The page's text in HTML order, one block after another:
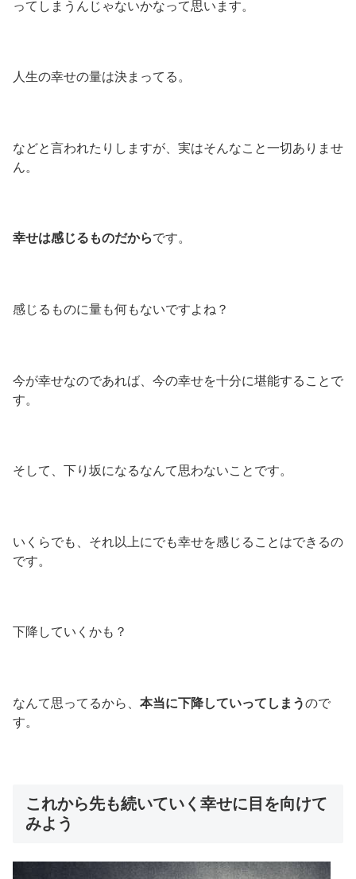
ってしまうんじゃないかなって思います。
人生の幸せの量は決まってる。
などと言われたりしますが、実はそんなこと一切ありませ
ん。
幸せは感じるものだからです。
感じるものに量も何もないですよね？
今が幸せなのであれば、今の幸せを十分に堪能することで
す。
そして、下り坂になるなんて思わないことです。
いくらでも、それ以上にでも幸せを感じることはできるの
です。
下降していくかも？
なんて思ってるから、 本当に下降していってしまうので
す。
これから先も続いていく幸せに目を向けて
みよう